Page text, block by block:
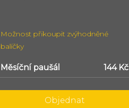
Možnost přikoupit zvýhodněné
balíčky
Měsíční paušál 299 Kč
Objednat